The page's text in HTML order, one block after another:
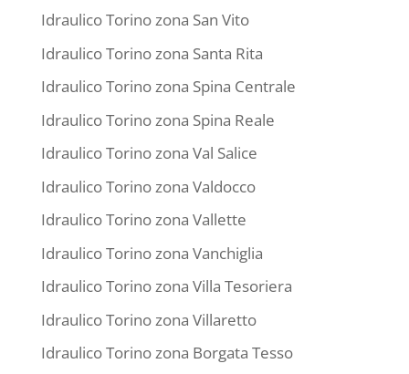
Idraulico Torino zona San Vito
Idraulico Torino zona Santa Rita
Idraulico Torino zona Spina Centrale
Idraulico Torino zona Spina Reale
Idraulico Torino zona Val Salice
Idraulico Torino zona Valdocco
Idraulico Torino zona Vallette
Idraulico Torino zona Vanchiglia
Idraulico Torino zona Villa Tesoriera
Idraulico Torino zona Villaretto
Idraulico Torino zona Borgata Tesso